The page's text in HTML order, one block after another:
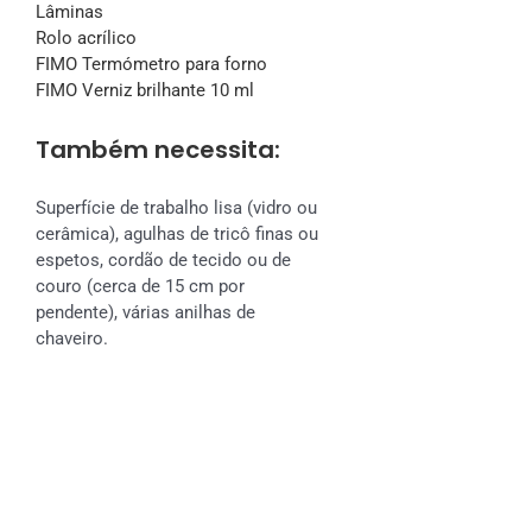
Lâminas
Rolo acrílico
FIMO Termómetro para forno
FIMO Verniz brilhante 10 ml
Também necessita:
Superfície de trabalho lisa (vidro ou
cerâmica), agulhas de tricô finas ou
espetos, cordão de tecido ou de
couro (cerca de 15 cm por
pendente), várias anilhas de
chaveiro.